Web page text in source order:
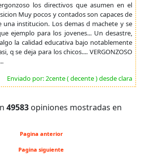
los directivos que asumen en el
Muy pocos y contados son capaces de
una institucion. Los demas d machete y se
ejemplo para los jovenes... Un desastre,
la calidad educativa bajo notablemente
q se deja para los chicos.... VERGONZOSO
Enviado por: 2cente ( decente ) desde clara
49583 opiniones mostradas en
Pagina anterior
Pagina siguiente